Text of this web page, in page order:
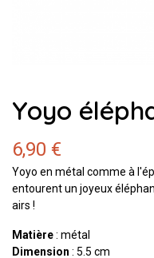
Yoyo
6,90 €
Yoyo en métal comme à
entourent un joyeux
airs !
Matière: métal
Dimension : 5.5 cm